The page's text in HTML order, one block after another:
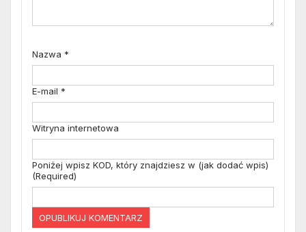
Nazwa *
E-mail *
Witryna internetowa
Poniżej wpisz KOD, który znajdziesz w (jak dodać wpis)
(Required)